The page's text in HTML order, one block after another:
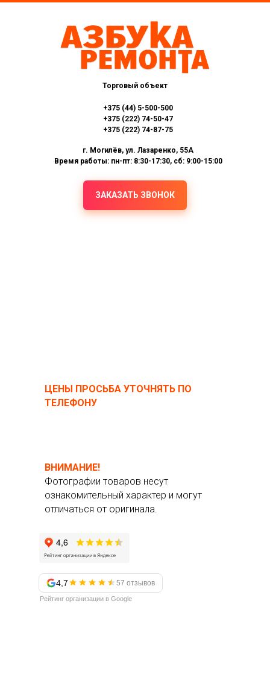
Торговый объект
+375 (44) 5-500-500
+375 (222) 74-50-47
+375 (222) 74-87-75
г. Могилёв, ул. Лазаренко, 55А
Время работы: пн-пт: 8:30-17:30, сб: 9:00-15:00
ЗАКАЗАТЬ ЗВОНОК
ЦЕНЫ ПРОСЬБА УТОЧНЯТЬ ПО
ТЕЛЕФОНУ
ВНИМАНИЕ!
Фотографии товаров несут
ознакомительный характер и могут
отличаться от оригинала.
4,7 57 отзывов
Рейтинг организации в Google